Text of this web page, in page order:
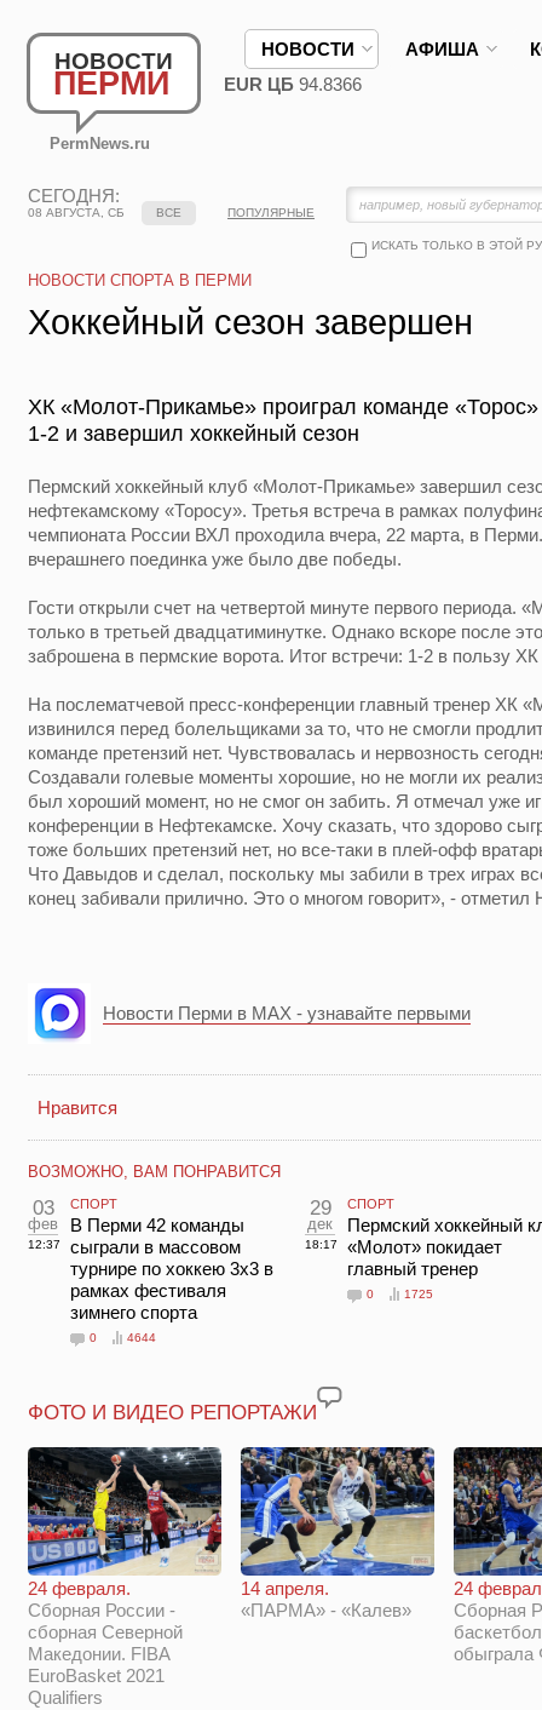
НОВОСТИ
ПЕРМИ
PermNews.ru
НОВОСТИ АФИША
EUR ЦБ 94.8366
СЕГОДНЯ:
08 АВГУСТА, СБ
ИСКАТЬ ТОЛЬКО В ЭТОЙ
ВСЕ ПОПУЛЯРНЫЕ
НОВОСТИ СПОРТА В ПЕРМИ
Хоккейный сезон завершен
ХК «Молот-Прикамье» проиграл команде
1-2 и завершил хоккейный сезон
Пермский хоккейный клуб «Молот-Прикамье» завершил
нефтекамскому «Торосу». Третья встреча в рамках
чемпионата России ВХЛ проходила вчера, 22 марта, в
вчерашнего поединка уже было две победы.
Гости открыли счет на четвертой минуте первого периода.
только в третьей двадцатиминутке. Однако вскоре после
заброшена в пермские ворота. Итог встречи: 1-2 в пользу
На послематчевой пресс-конференции главный тренер ХК
извинился перед болельщиками за то, что не смогли
команде претензий нет. Чувствовалась и нервозность
Создавали голевые моменты хорошие, но не могли их
был хороший момент, но не смог он забить. Я отмечал уже
конференции в Нефтекамске. Хочу сказать, что здорово
тоже больших претензий нет, но все-таки в плей-офф
Что Давыдов и сделал, поскольку мы забили в трех играх
конец забивали прилично. Это о многом говорит», - отметил
Новости Перми в MAX - узнавайте первыми
Нравится
ВОЗМОЖНО, ВАМ ПОНРАВИТСЯ
03
фев
12:37
СПОРТ
В Перми 42 команды
сыграли в массовом
турнире по хоккею 3х3 в
рамках фестиваля
зимнего спорта
0 4644
29
дек
18:17
СПОРТ
Пермский хоккейный
«Молот» покидает
главный тренер
0 1725
ФОТО И ВИДЕО РЕПОРТАЖИ
24 февраля.
Сборная России -
сборная Северной
Македонии. FIBA
EuroBasket 2021
Qualifiers
14 апреля.
«ПАРМА» - «Калев»
24
Сборная
обыграла